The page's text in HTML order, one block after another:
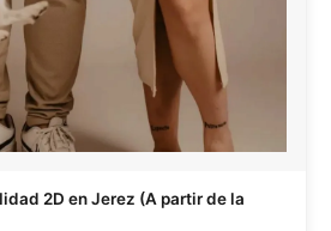
2D en Jerez (A partir de la